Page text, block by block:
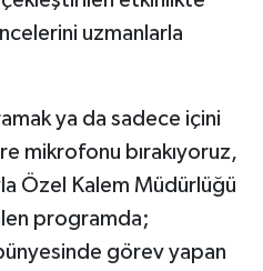
uzmanlarla
ya da sadece içini
mikrofonu bırakıyoruz,
Özel Kalem Müdürlüğü
programda;
görev yapan